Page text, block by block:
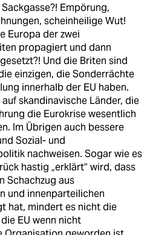
Empörung,
scheinheilige Wut!
Europa der zwei
propagiert und dann
Und die Briten sind
einzigen, die Sonderrächte
innerhalb der EU haben.
skandinavische Länder, die
die Eurokrise wesentlich
Im Übrigen auch bessere
Sozial- und
nachweisen. Sogar wie es
hastig „erklärt“ wird, dass
Schachzug aus
und innenparteilichen
hat, mindert es nicht die
EU wenn nicht